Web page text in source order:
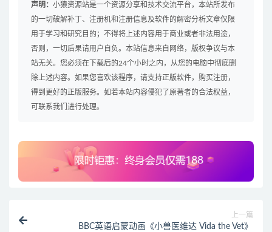
声明： 小猿资源站是一个资源分享和技术交流平台，本站所发布
的一切破解补丁、注册机和注册信息及软件的解密分析文章仅限
用于学习和研究目的；不得将上述内容用于商业或者非法用途，
否则，一切后果请用户自负。本站信息来自网络，版权争议与本
站无关。您必须在下载后的24个小时之内，从您的电脑中彻底删
除上述内容。如果您喜欢该程序，请支持正版软件，购买注册，
得到更好的正版服务。如若本站内容侵犯了原著者的合法权益，
可联系我们进行处理。
上一篇
BBC英语启蒙动画《小兽医维达 Vida the Vet》